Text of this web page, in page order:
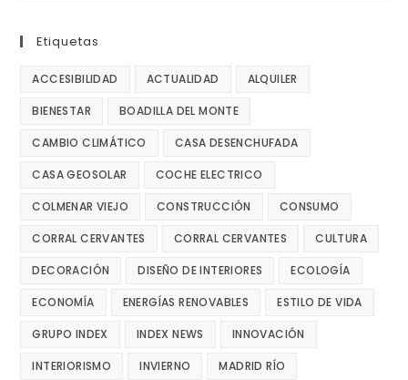
Etiquetas
ACCESIBILIDAD ACTUALIDAD ALQUILER
BIENESTAR BOADILLA DEL MONTE
CAMBIO CLIMÁTICO CASA DESENCHUFADA
CASA GEOSOLAR COCHE ELECTRICO
COLMENAR VIEJO CONSTRUCCIÓN CONSUMO
CORRAL CERVANTES CORRAL CERVANTES CULTURA
DECORACIÓN DISEÑO DE INTERIORES ECOLOGÍA
ECONOMÍA ENERGÍAS RENOVABLES ESTILO DE VIDA
GRUPO INDEX INDEX NEWS INNOVACIÓN
INTERIORISMO INVIERNO MADRID RÍO